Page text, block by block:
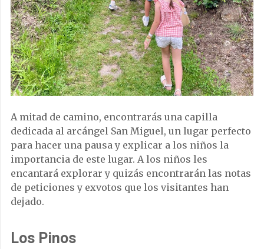
A mitad de camino, encontrarás una capilla
dedicada al arcángel San Miguel, un lugar perfecto
para hacer una pausa y explicar a los niños la
importancia de este lugar. A los niños les
encantará explorar y quizás encontrarán las notas
de peticiones y exvotos que los visitantes han
dejado.
Los Pinos